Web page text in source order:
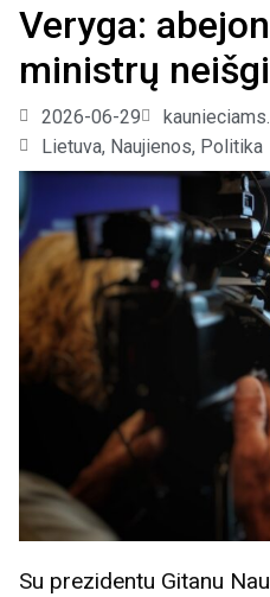
Veryga:
ministrų
2026-06-29
Lietuva, Naujienos, Politika
Su prezidentu Gitanu